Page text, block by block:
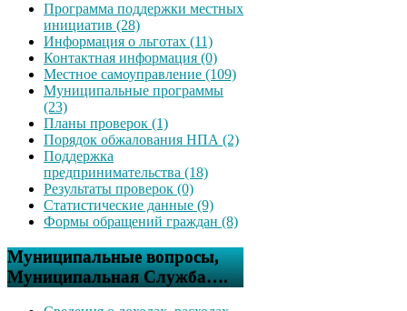
Программа поддержки местных
инициатив (28)
Информация о льготах (11)
Контактная информация (0)
Местное самоуправление (109)
Муниципальные программы
(23)
Планы проверок (1)
Порядок обжалования НПА (2)
Поддержка
предпринимательства (18)
Результаты проверок (0)
Статистические данные (9)
Формы обращений граждан (8)
Муниципальные вопросы,
Муниципальная Служба….